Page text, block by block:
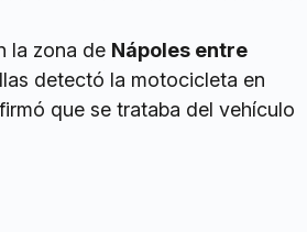
la zona de Nápoles entre
detectó la motocicleta en
que se trataba del vehículo